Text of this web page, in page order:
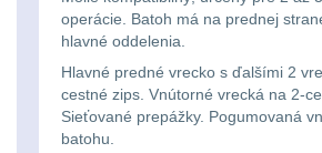
Lovecké
svítilny
Nabíjacie
Přepravne tašky na
zbraně
39
Hydratační vaky10
operácie. Batoh má na prednej
hlavné oddelenia.
Hlavné predné vrecko s ďalšími 2
cestné zips. Vnútorné vrecká na 2-
Sieťované prepážky. Pogumovaná
batohu.